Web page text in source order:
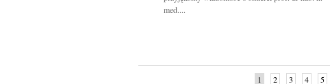
med....
1 2 3 4 5